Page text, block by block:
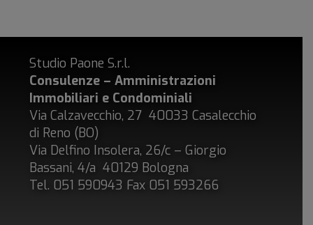
Studio Paone S.r.l.
Consulenze – Amministrazioni
Immobiliari e Condominiali
Via Calzavecchio, 27 40033 Casalecchio
di Reno (BO)
Via Delfino Insolera, 26/c – Giorgio
Bassani, 4/a 40129 Bologna
Tel. 051 590943 Fax 051 593266